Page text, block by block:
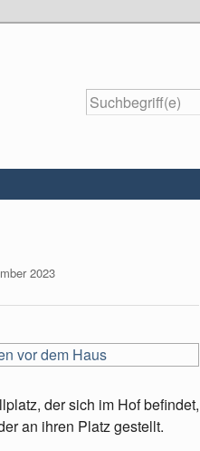
2023
der sich im Hof befindet,
an ihren Platz gestellt.